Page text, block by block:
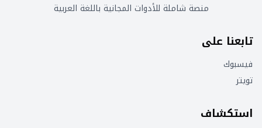
منصة شاملة للأدوات المجانية باللغة العربية
تابعنا على
فيسبوك
تويتر
استكشاف